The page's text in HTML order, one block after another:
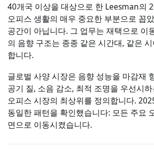
40개국 이상을 대상으로 한 Leesman의
오피스 생활의 매우 중요한 부분으로 꼽
공간이 아닙니다. 그 업무는 재택으로
의 음향 구조는 종종 같은 시간대, 같은
합니다.
글로벌 사양 시장은 음향 성능을 마감재
공기 질, 소음 감소, 최적 조명을 우선시
오피스 시장의 최상위를 정의합니다.
동일한 패턴을 확인했습니다: 모든 주요
면으로 이동시켰습니다.